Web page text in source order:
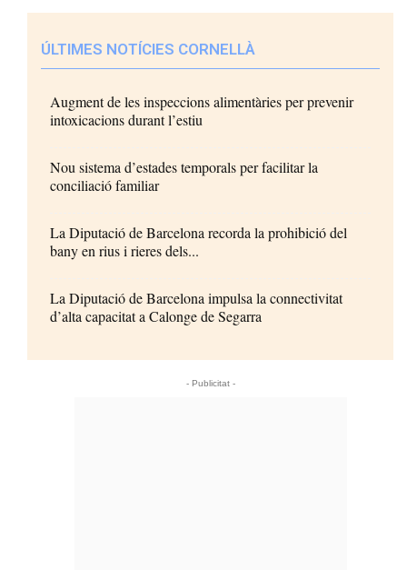
ÚLTIMES NOTÍCIES CORNELLÀ
Augment de les inspeccions alimentàries per prevenir
intoxicacions durant l’estiu
Nou sistema d’estades temporals per facilitar la
conciliació familiar
La Diputació de Barcelona recorda la prohibició del
bany en rius i rieres dels...
La Diputació de Barcelona impulsa la connectivitat
d’alta capacitat a Calonge de Segarra
- Publicitat -